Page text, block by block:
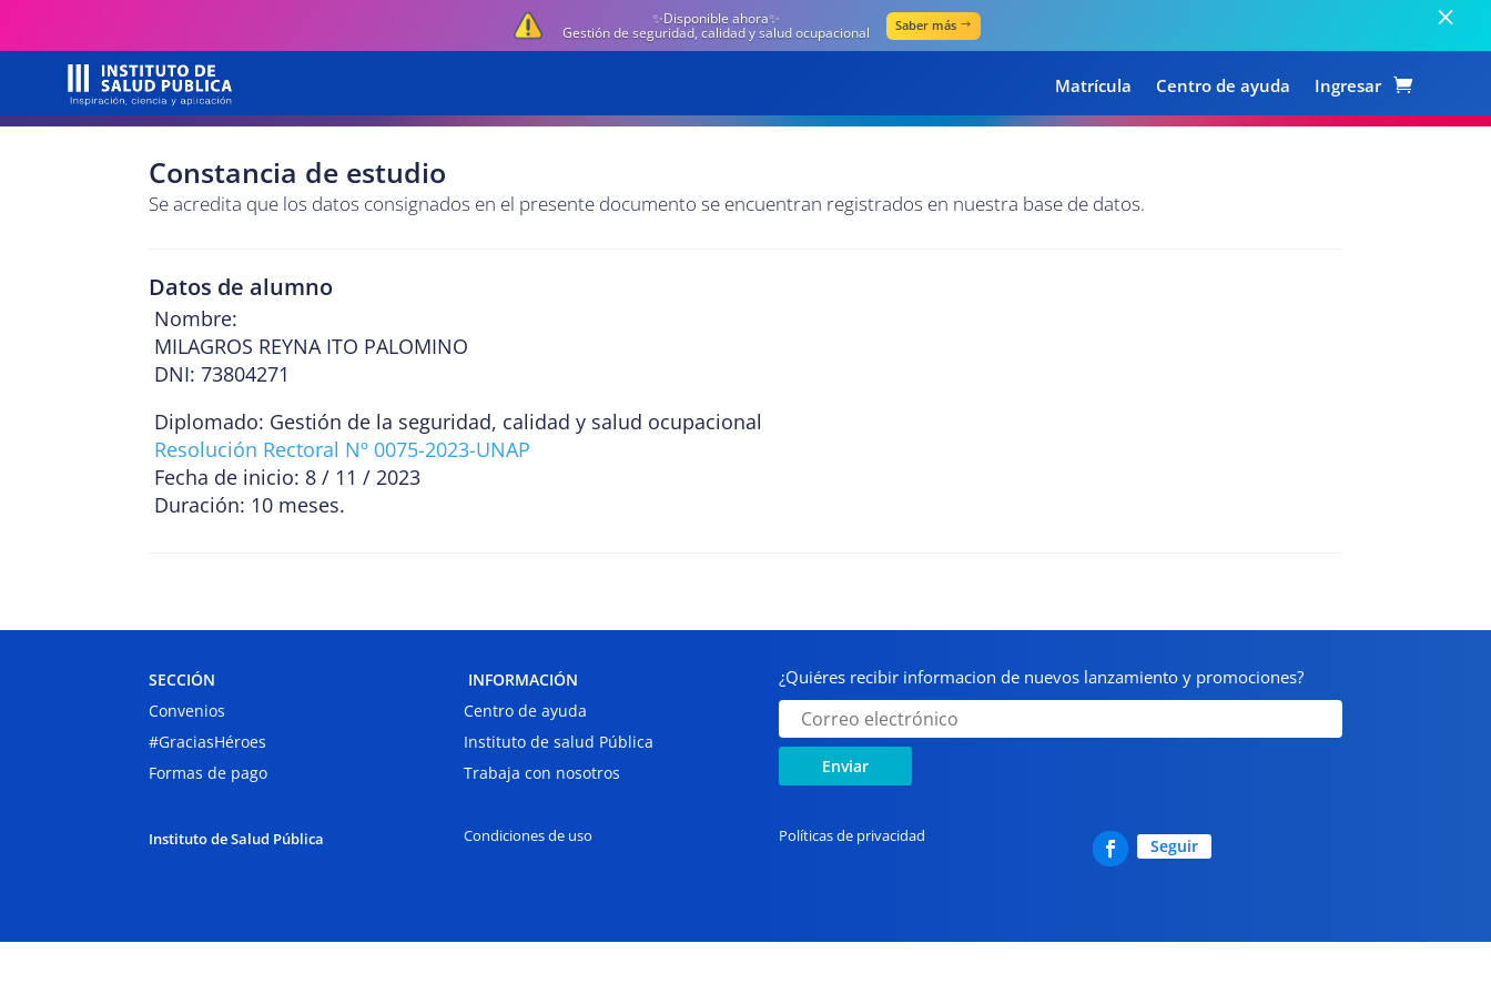
✨Disponible ahora✨
Gestión de seguridad, calidad y salud ocupacional Saber más
Matrícula Centro de ayuda Ingresar
Constancia de estudio
Se acredita que los datos consignados en el presente documento se encuentran registrados en nuestra base de datos.
Datos de alumno
Nombre:
MILAGROS REYNA ITO PALOMINO
DNI: 73804271
Diplomado: Gestión de la seguridad, calidad y salud ocupacional
Resolución Rectoral Nº 0075-2023-UNAP
Fecha de inicio: 8 / 11 / 2023
Duración: 10 meses.
SECCIÓN
Convenios
#GraciasHéroes
Formas de pago
INFORMACIÓN
Centro de ayuda
Instituto de salud Pública
Trabaja con nosotros
¿Quiéres recibir informacion de nuevos lanzamiento y promociones?
Enviar
Instituto de Salud Pública Condiciones de uso Políticas de privacidad Seguir